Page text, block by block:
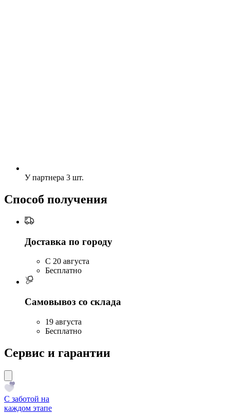
У партнера 3 шт.
Способ получения
Доставка по городу
C 20 августа
Бесплатно
Самовывоз со склада
19 августа
Бесплатно
Сервис и гарантии
С заботой на
каждом этапе